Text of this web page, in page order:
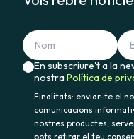
En subscriure't a la
nostraPolítica de
Finalitats: enviar-te el
comunicacions
nostres productes,
pots retirar el teu